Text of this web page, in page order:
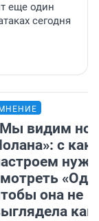
еще один
сегодня
МНЕНИЕ
видим
с
она не
как